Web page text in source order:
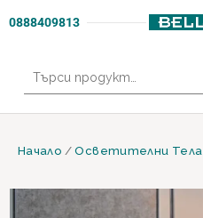
0888409813
за:
Начало /Осветителни Тела